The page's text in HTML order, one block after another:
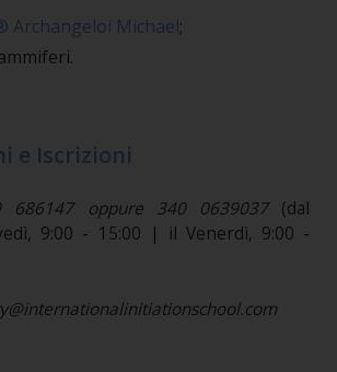
Archangeloi Michael;
e Iscrizioni
686147 oppure 340 0639037 (dal
9:00 - 15:00 | il Venerdì, 9:00 -